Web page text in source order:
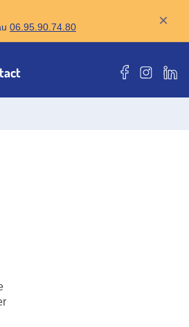
06.95.90.74.80 ×
Notre page
Notre